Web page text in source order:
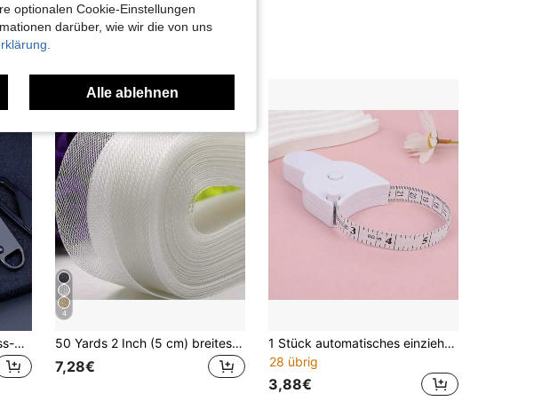
4 Stücke/Set Reißverschluss-Reparatur-Set - Schnelle Reparatur von defekten Reißverschlüssen an Koffern, Taschen und anderen Artikeln für Sommer, Schule
4
50 Yards 2 Inch (5 cm) breites Pferdehaargeflechtband aus Polyester, Nähzubehör für Brautkleider, Saum-Einfassung für lateinamerikanische Tanzröcke, verfügbar in Schwarz, Weiß und Transparent, für Sommer und Schule
7,28€
1 Stück automatisches einziehbares Maßband, weich & bequem, geeignet zum genauen Messen von Muskeln, Taille, Büste, Hüften, Nähen und Stoffen
28 übrig
3,88€
optionalen Cookie-Einstellungen
darüber, wie wir die von uns
Alle ablehnen